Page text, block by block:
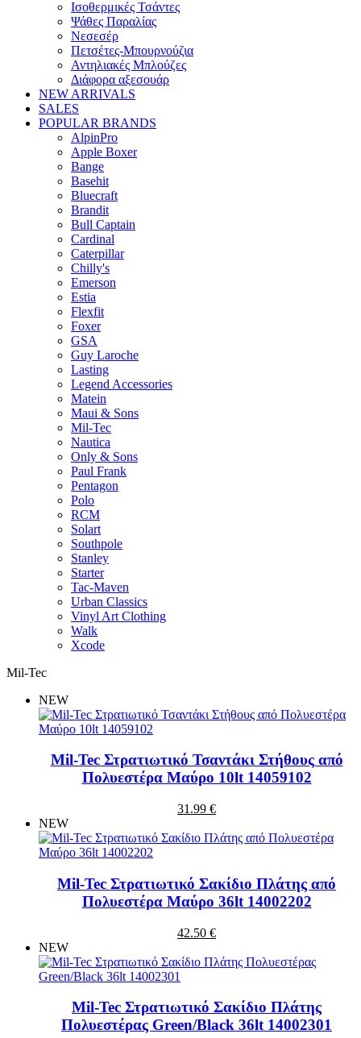
Ισοθερμικές Τσάντες
Ψάθες Παραλίας
Νεσεσέρ
Πετσέτες-Μπουρνούζια
Αντηλιακές Μπλούζες
Διάφορα αξεσουάρ
NEW ARRIVALS
SALES
POPULAR BRANDS
AlpinPro
Apple Boxer
Bange
Basehit
Bluecraft
Brandit
Bull Captain
Cardinal
Caterpillar
Chilly's
Emerson
Estia
Flexfit
Foxer
GSA
Guy Laroche
Lasting
Legend Accessories
Matein
Maui & Sons
Mil-Tec
Nautica
Only & Sons
Paul Frank
Pentagon
Polo
RCM
Solart
Southpole
Stanley
Starter
Tac-Maven
Urban Classics
Vinyl Art Clothing
Walk
Xcode
Mil-Tec
NEW
Mil-Tec Στρατιωτικό Τσαντάκι Στήθους από
Πολυεστέρα Μαύρο 10lt 14059102
31.99 €
NEW
Mil-Tec Στρατιωτικό Σακίδιο Πλάτης από
Πολυεστέρα Μαύρο 36lt 14002202
42.50 €
NEW
Mil-Tec Στρατιωτικό Σακίδιο Πλάτης
Πολυεστέρας Green/Black 36lt 14002301